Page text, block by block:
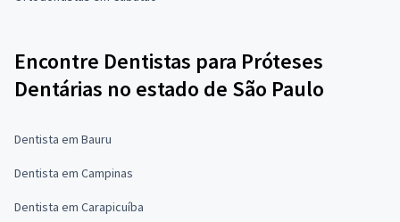
Encontre Dentistas para Próteses
Dentárias no estado de São Paulo
Dentista em Bauru
Dentista em Campinas
Dentista em Carapicuíba